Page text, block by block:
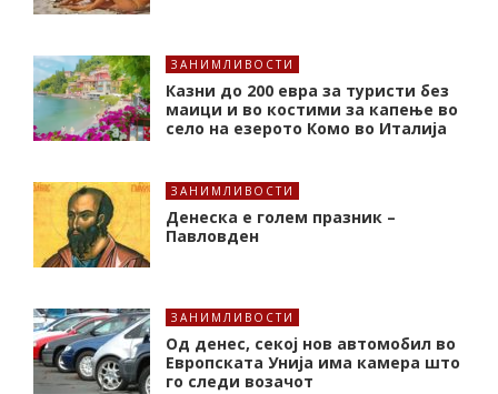
ЗАНИМЛИВОСТИ
Казни до 200 евра за туристи без
маици и во костими за капење во
село на езерото Комо во Италија
ЗАНИМЛИВОСТИ
Денеска е голем празник –
Павловден
ЗАНИМЛИВОСТИ
Од денес, секој нов автомобил во
Европската Унија има камера што
го следи возачот